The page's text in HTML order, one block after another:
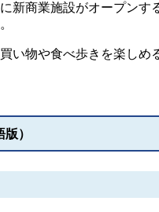
新商業施設がオープン
い物や食べ歩きを楽しめ
）